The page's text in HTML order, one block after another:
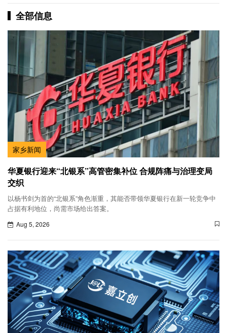
全部信息
家乡新闻
华夏银行迎来“北银系”高管密集补位 合规阵痛与治理变局
交织
以杨书剑为首的“北银系”角色渐重，其能否带领华夏银行在新一轮竞争中
占据有利地位，尚需市场给出答案。
Aug 5, 2026